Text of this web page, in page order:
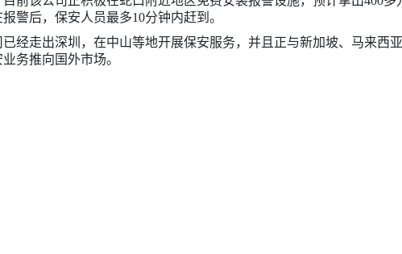
警后，保安人员最多10分钟内赶到。
已经走出深圳，在中山等地开展保安服务，并且正与新加坡、马来西
务推向国外市场。